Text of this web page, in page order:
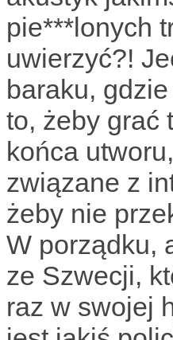
pie***lonych
uwierzyć?!
baraku,
to, żeby grać
końca
związane z
żeby nie
W porządku,
ze Szwecji,
raz w swojej